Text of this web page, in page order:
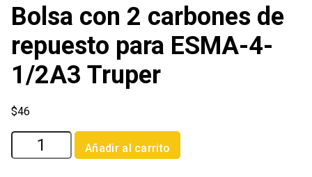
Bolsa con 2 carbones de
repuesto para ESMA-4-
1/2A3 Truper
$46
Bolsa
con
Añadir al carrito